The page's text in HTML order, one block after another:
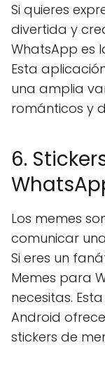
Si quieres
divertida y
WhatsApp es
Esta
una amplia
románticos y
6.
Los memes
comunicar
Si eres un
Memes para
necesitas.
Android
stickers de